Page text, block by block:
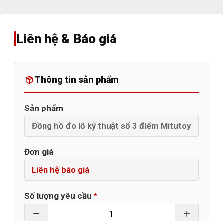
Liên hệ & Báo giá
Thông tin sản phẩm
Sản phẩm
Đơn giá
Số lượng yêu cầu *